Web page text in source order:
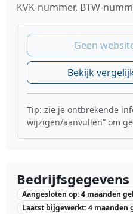
KVK-nummer, BTW-
Geen
Bekijk
Tip: zie je ontbrekende
wijzigen/aanvullen” om
Bedrijfsgegevens
Aangesloten op: 4 maanden
Laatst bijgewerkt: 4 maanden